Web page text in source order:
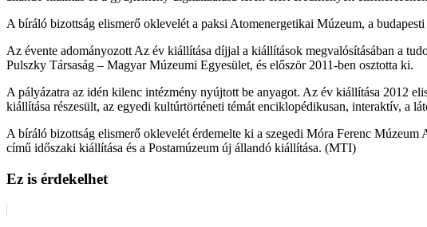
A bíráló bizottság elismerő oklevelét a paksi Atomenergetikai Múzeum, a
Az évente adományozott Az év kiállítása díjjal a kiállítások megvalósításában a
Pulszky Társaság – Magyar Múzeumi Egyesület, és először 2011-ben osztotta ki.
A pályázatra az idén kilenc intézmény nyújtott be anyagot. Az év kiállítása 2012
kiállítása részesült, az egyedi kultúrtörténeti témát enciklopédikusan, interaktív, a
A bíráló bizottság elismerő oklevelét érdemelte ki a szegedi Móra Ferenc
című időszaki kiállítása és a Postamúzeum új állandó kiállítása. (MTI)
Ez is érdekelhet